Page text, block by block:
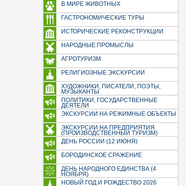
В МИРЕ ЖИВОТНЫХ
ГАСТРОНОМИЧЕСКИЕ ТУРЫ
ИСТОРИЧЕСКИЕ РЕКОНСТРУКЦИИ
НАРОДНЫЕ ПРОМЫСЛЫ
АГРОТУРИЗМ
РЕЛИГИОЗНЫЕ ЭКСКУРСИИ
ХУДОЖНИКИ, ПИСАТЕЛИ, ПОЭТЫ,
МУЗЫКАНТЫ
ПОЛИТИКИ, ГОСУДАРСТВЕННЫЕ
ДЕЯТЕЛИ
ЭКСКУРСИИ НА РЕЖИМНЫЕ ОБЪЕКТЫ
ЭКСКУРСИИ НА ПРЕДПРИЯТИЯ
(ПРОИЗВОДСТВЕННЫЙ ТУРИЗМ)
ДЕНЬ РОССИИ (12 ИЮНЯ)
БОРОДИНСКОЕ СРАЖЕНИЕ
ДЕНЬ НАРОДНОГО ЕДИНСТВА (4
НОЯБРЯ)
НОВЫЙ ГОД И РОЖДЕСТВО 2026